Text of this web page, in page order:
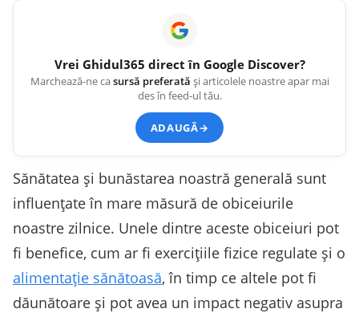
Vrei Ghidul365 direct în Google Discover?
Marchează-ne casursă preferată și articolele noastre apar mai
des în feed-ul tău.
ADAUGĂ→
Sănătatea și bunăstarea noastră generală sunt
influențate în mare măsură de obiceiurile
noastre zilnice. Unele dintre aceste obiceiuri pot
fi benefice, cum ar fi exercițiile fizice regulate și o
alimentație sănătoasă, în timp ce altele pot fi
dăunătoare și pot avea un impact negativ asupra